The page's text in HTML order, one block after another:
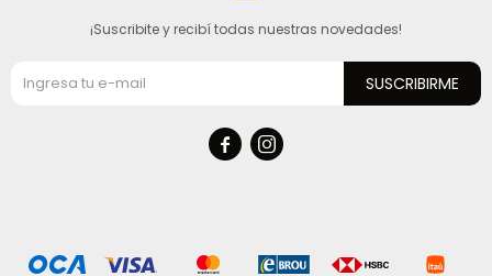
¡Suscribite y recibí todas nuestras novedades!
SUSCRIBIRME
 